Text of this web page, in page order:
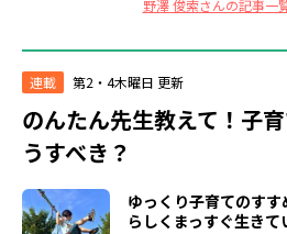
野澤 俊索さんの記事一
連載 第2・4木曜日 更新
のんたん先生教えて！子
うすべき？
ゆっくり子育てのす
らしくまっすぐ生きて